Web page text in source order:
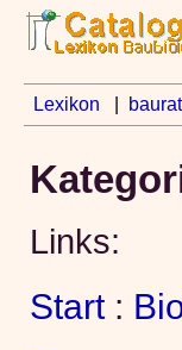
Lexikon
Links:
Start: